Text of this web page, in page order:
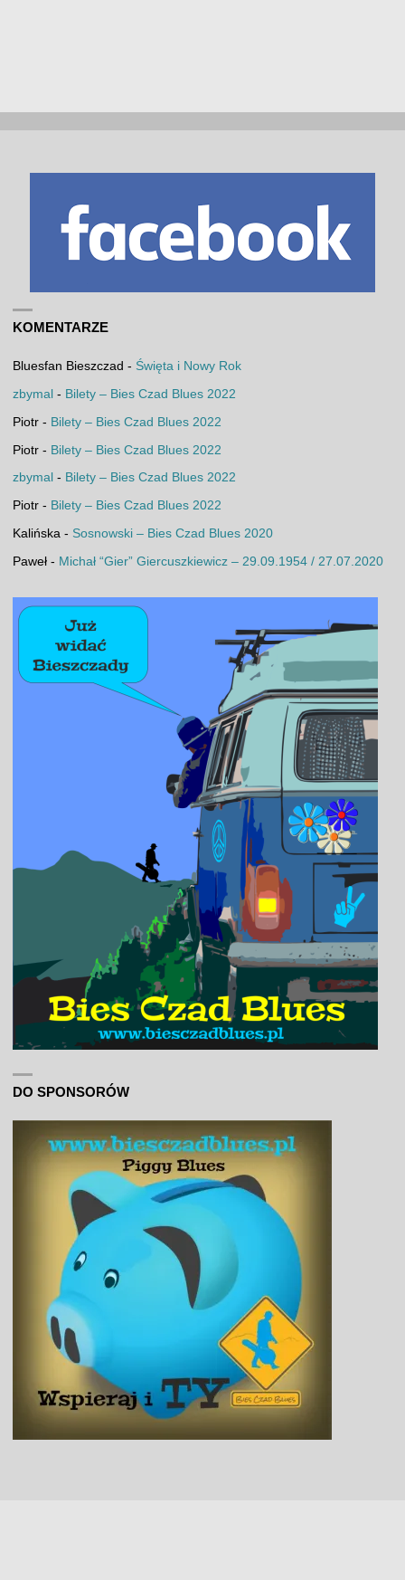
KOMENTARZE
Bluesfan Bieszczad - Święta i Nowy Rok
zbymal - Bilety – Bies Czad Blues 2022
Piotr- Bilety – Bies Czad Blues 2022
Piotr- Bilety – Bies Czad Blues 2022
zbymal - Bilety – Bies Czad Blues 2022
Piotr- Bilety – Bies Czad Blues 2022
Kalińska - Sosnowski – Bies Czad Blues 2020
Paweł- Michał “Gier” Giercuszkiewicz – 29.09.1954 / 27.07.2020
DO SPONSORÓW